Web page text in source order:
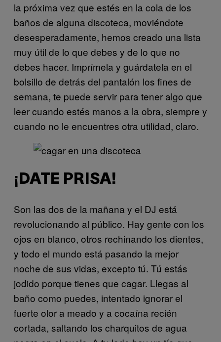
la próxima vez que estés en la cola de los
baños de alguna discoteca, moviéndote
desesperadamente, hemos creado una lista
muy útil de lo que debes y de lo que no
debes hacer. Imprímela y guárdatela en el
bolsillo de detrás del pantalón los fines de
semana, te puede servir para tener algo que
leer cuando estés manos a la obra, siempre y
cuando no le encuentres otra utilidad, claro.
¡DATE PRISA!
Son las dos de la mañana y el DJ está
revolucionando al público. Hay gente con los
ojos en blanco, otros rechinando los dientes,
y todo el mundo está pasando la mejor
noche de sus vidas, excepto tú. Tú estás
jodido porque tienes que cagar. Llegas al
baño como puedes, intentado ignorar el
fuerte olor a meado y a cocaína recién
cortada, saltando los charquitos de agua